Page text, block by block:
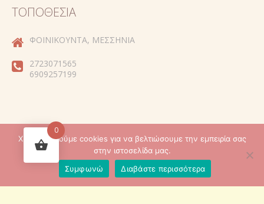
ΤΟΠΟΘΕΣΊΑ
ΦΟΙΝΙΚΟΎΝΤΑ, ΜΕΣΣΗΝΊΑ
2723071565
6909257199
Created by
0
Χρησιμοποιούμε cookies για να βελτιώσουμε την εμπειρία σας
στην ιστοσελίδα μας.
Συμφωνώ
Διαβάστε περισσότερα